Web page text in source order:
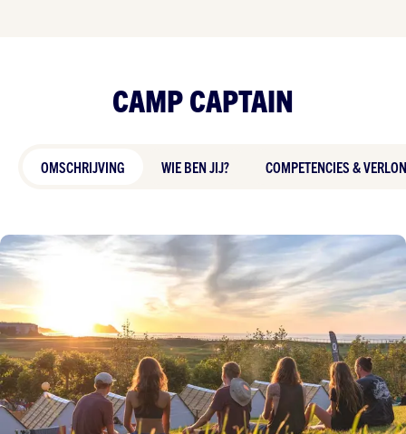
CAMP CAPTAIN
OMSCHRIJVING WIE BEN JIJ? COMPETENCIES &